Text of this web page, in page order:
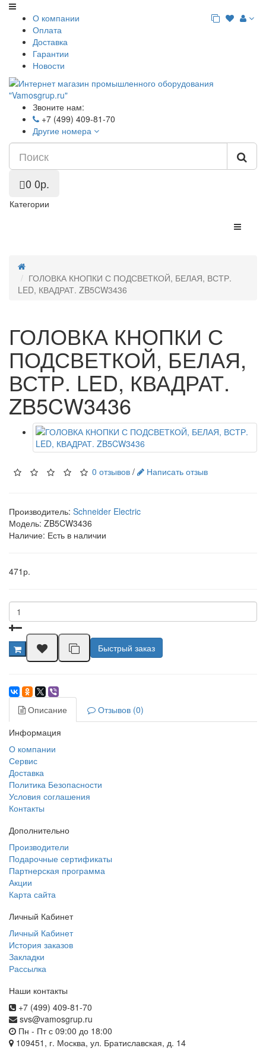
О компании
Оплата
Доставка
Гарантии
Новости
Звоните нам:
+7 (499) 409-81-70
Другие номера
0 0р.
Категории
ГОЛОВКА КНОПКИ С ПОДСВЕТКОЙ, БЕЛАЯ, ВСТР.
LED, КВАДРАТ. ZB5CW3436
ГОЛОВКА КНОПКИ С
ПОДСВЕТКОЙ, БЕЛАЯ,
ВСТР. LED, КВАДРАТ.
ZB5CW3436
0 отзывов / Написать отзыв
Производитель: Schneider Electric
Модель: ZB5CW3436
Наличие: Есть в наличии
471р.
Быстрый заказ
Описание
Отзывов (0)
Информация
О компании
Сервис
Доставка
Политика Безопасности
Условия соглашения
Контакты
Дополнительно
Производители
Подарочные сертификаты
Партнерская программа
Акции
Карта сайта
Личный Кабинет
Личный Кабинет
История заказов
Закладки
Рассылка
Наши контакты
+7 (499) 409-81-70
svs@vamosgrup.ru
Пн - Пт с 09:00 до 18:00
109451, г. Москва, ул. Братиславская, д. 14